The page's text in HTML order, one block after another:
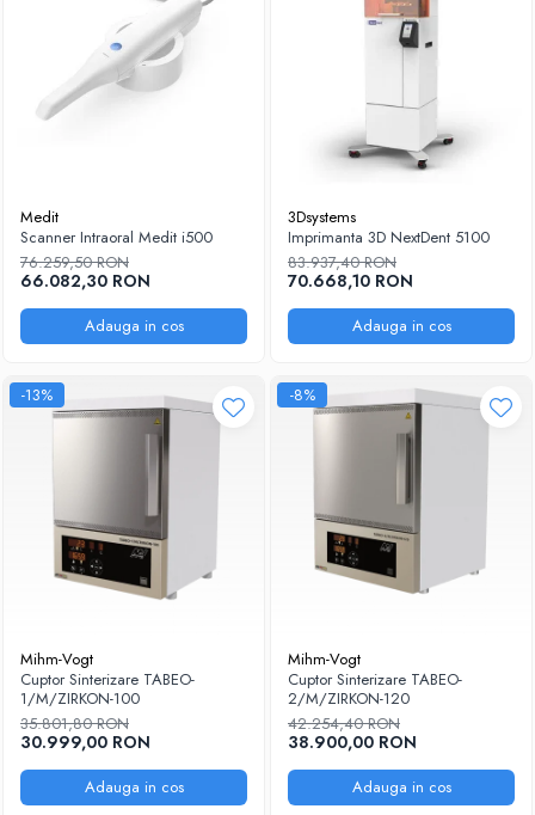
Medit
Scanner Intraoral Medit i500
76.259,50 RON
66.082,30 RON
Adauga in cos
3Dsystems
Imprimanta 3D NextDent 5100
83.937,40 RON
70.668,10 RON
Adauga in cos
-13%
Mihm-Vogt
Cuptor Sinterizare TABEO-
1/M/ZIRKON-100
35.801,80 RON
30.999,00 RON
Adauga in cos
-8%
Mihm-Vogt
Cuptor Sinterizare TABEO-
2/M/ZIRKON-120
42.254,40 RON
38.900,00 RON
Adauga in cos